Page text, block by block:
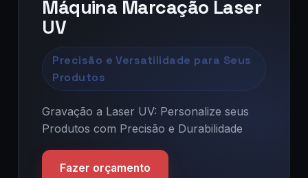
Máquina Marcação Laser
UV
Precisão e Versatilidade para Seus
Produtos
Gravação a Laser UV: Personalize seus
Produtos com Precisão e Durabilidade
Fazer orçamento